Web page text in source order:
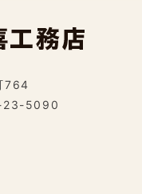
764
23-5090